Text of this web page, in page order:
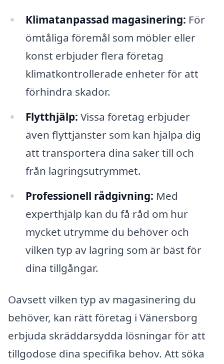
Klimatanpassad magasinering: För
ömtåliga föremål som möbler eller
konst erbjuder flera företag
klimatkontrollerade enheter för att
förhindra skador.
Flytthjälp: Vissa företag erbjuder
även flyttjänster som kan hjälpa dig
att transportera dina saker till och
från lagringsutrymmet.
Professionell rådgivning: Med
experthjälp kan du få råd om hur
mycket utrymme du behöver och
vilken typ av lagring som är bäst för
dina tillgångar.
Oavsett vilken typ av magasinering du
behöver, kan rätt företag i Vänersborg
erbjuda skräddarsydda lösningar för att
tillgodose dina specifika behov. Att söka